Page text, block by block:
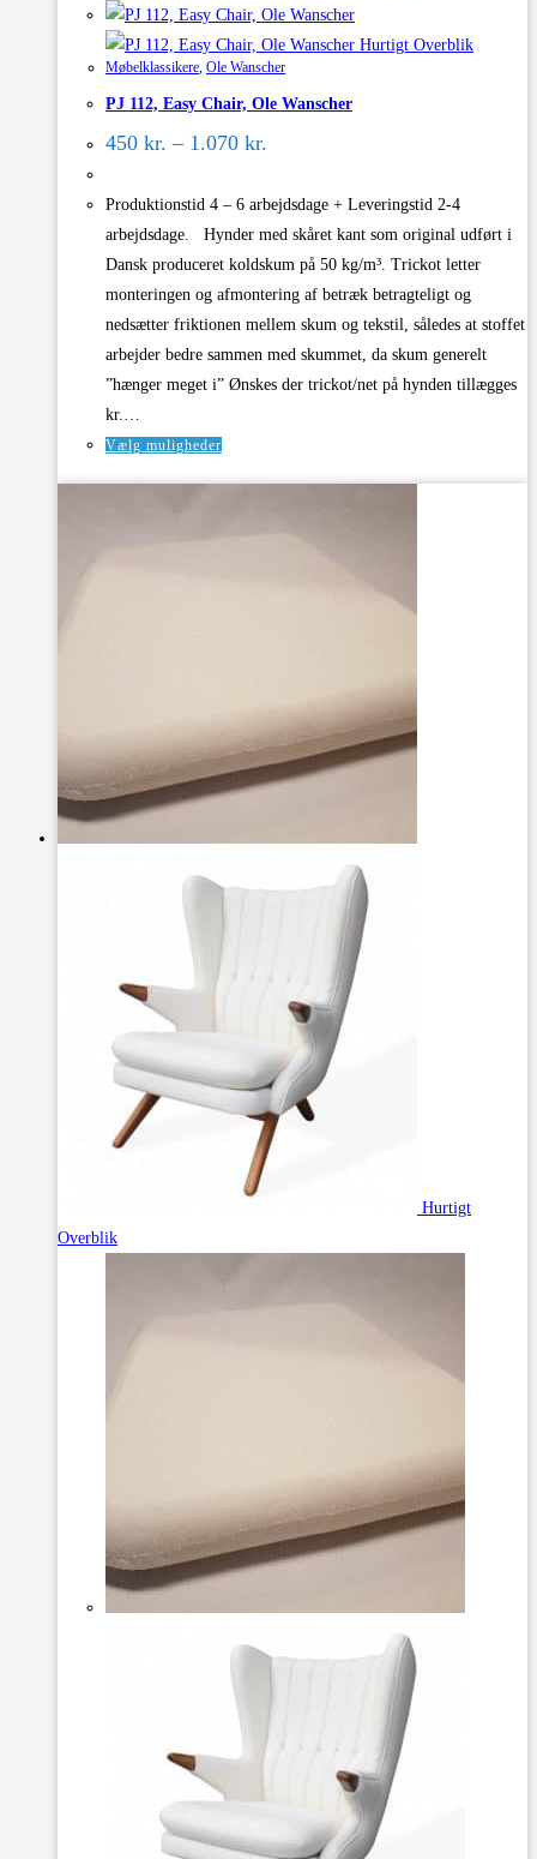
varianter.
Mulighederne
kan
vælges
på
Hurtigt Overblik
Møbelklassikere, Ole Wanscher
PJ 112, Easy Chair, Ole Wanscher
450 kr. – 1.070 kr.
1.070 kr.
Produktionstid 4 – 6 arbejdsdage + Leveringstid 2-4
arbejdsdage. Hynder med skåret kant som original udført i
Dansk produceret koldskum på 50 kg/m³. Trickot letter
monteringen og afmontering af betræk betragteligt og
nedsætter friktionen mellem skum og tekstil, således at stoffet
arbejder bedre sammen med skummet, da skum generelt
”hænger meget i” Ønskes der trickot/net på hynden tillægges
kr.…
Vælg muligheder
Hurtigt
Overblik